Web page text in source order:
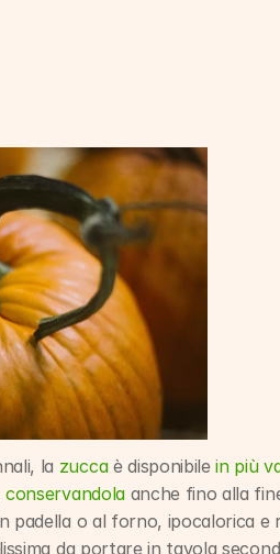
la zucca è disponibile in più
conservandola anche fino alla
padella o al forno, ipocalorica
da portare in tavola